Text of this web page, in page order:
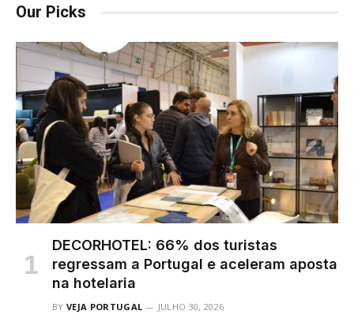
Our Picks
DECORHOTEL: 66% dos turistas
regressam a Portugal e aceleram aposta
na hotelaria
BY VEJA PORTUGAL JULHO 30, 2026